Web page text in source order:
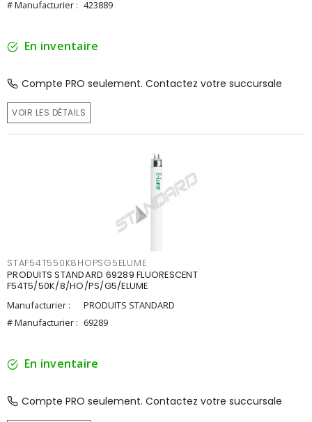
# Manufacturier : 423889
En inventaire
Compte PRO seulement. Contactez votre succursale
VOIR LES DÉTAILS
STAF54T550K8HOPSG5ELUME
PRODUITS STANDARD 69289 FLUORESCENT
F54T5/50K/8/HO/PS/G5/ELUME
Manufacturier :
PRODUITS STANDARD
# Manufacturier : 69289
En inventaire
Compte PRO seulement. Contactez votre succursale